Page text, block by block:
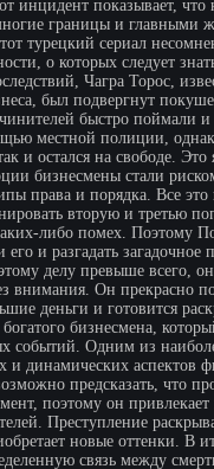
инцидент показывает,
границы и главными
турецкий сериал
о которых следует
Чагра Торос,
был подвергнут
быстро поймали и
местной полиции,
и остался на свободе.
бизнесмены стали
права и порядка. Все это
вторую и третью
либо помех. Поэтому
его и разгадать загадочное
делу превыше всего,
внимания. Он прекрасно
деньги и готовится
богатого бизнесмена,
событий. Одним из
и динамических аспектов
предсказать, что
поэтому он
Преступление
новые оттенки. В
связь между